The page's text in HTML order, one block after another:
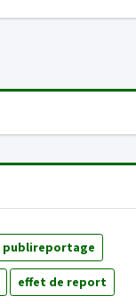
publireportage
effet de report